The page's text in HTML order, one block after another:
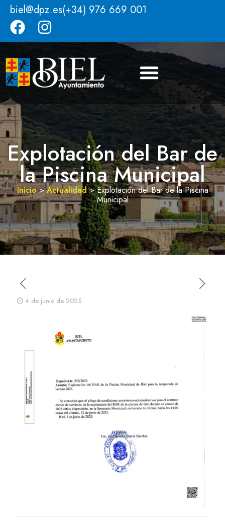
biel@dpz.es(+34) 976 669 001
Explotación del Bar de
la Piscina Municipal
Inicio>Actualidad>Explotación del Bar de la Piscina
Municipal
4 de junio de 2025